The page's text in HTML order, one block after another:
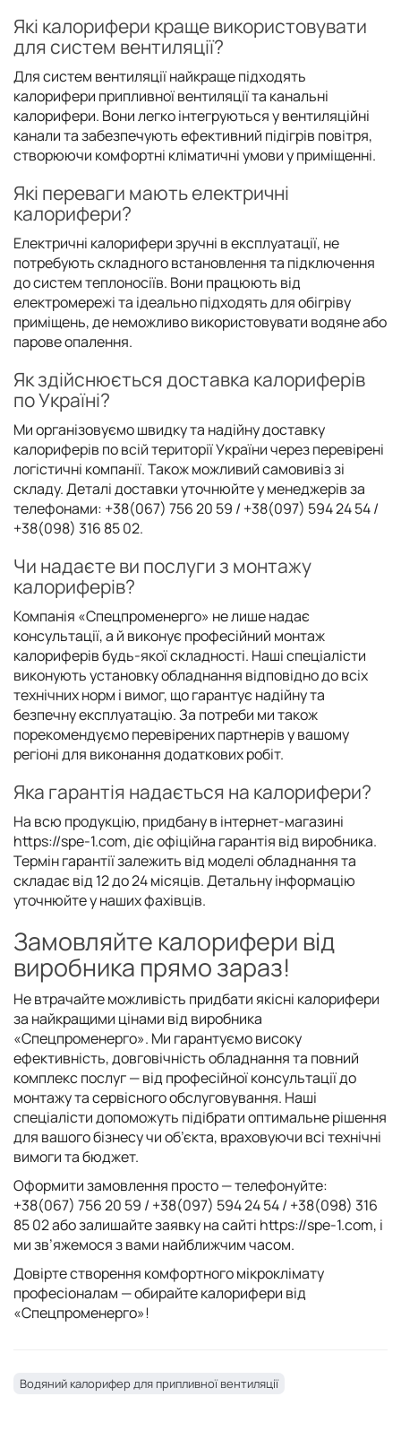
Які калорифери краще використовувати
для систем вентиляції?
Для систем вентиляції найкраще підходять
калорифери припливної вентиляції та канальні
калорифери. Вони легко інтегруються у вентиляційні
канали та забезпечують ефективний підігрів повітря,
створюючи комфортні кліматичні умови у приміщенні.
Які переваги мають електричні
калорифери?
Електричні калорифери зручні в експлуатації, не
потребують складного встановлення та підключення
до систем теплоносіїв. Вони працюють від
електромережі та ідеально підходять для обігріву
приміщень, де неможливо використовувати водяне або
парове опалення.
Як здійснюється доставка калориферів
по Україні?
Ми організовуємо швидку та надійну доставку
калориферів по всій території України через перевірені
логістичні компанії. Також можливий самовивіз зі
складу. Деталі доставки уточнюйте у менеджерів за
телефонами: +38(067) 756 20 59 / +38(097) 594 24 54 /
+38(098) 316 85 02.
Чи надаєте ви послуги з монтажу
калориферів?
Компанія «Спецпроменерго» не лише надає
консультації, а й виконує професійний монтаж
калориферів будь-якої складності. Наші спеціалісти
виконують установку обладнання відповідно до всіх
технічних норм і вимог, що гарантує надійну та
безпечну експлуатацію. За потреби ми також
порекомендуємо перевірених партнерів у вашому
регіоні для виконання додаткових робіт.
Яка гарантія надається на калорифери?
На всю продукцію, придбану в інтернет-магазині
https://spe-1.com, діє офіційна гарантія від виробника.
Термін гарантії залежить від моделі обладнання та
складає від 12 до 24 місяців. Детальну інформацію
уточнюйте у наших фахівців.
Замовляйте калорифери від
виробника прямо зараз!
Не втрачайте можливість придбати якісні калорифери
за найкращими цінами від виробника
«Спецпроменерго». Ми гарантуємо високу
ефективність, довговічність обладнання та повний
комплекс послуг — від професійної консультації до
монтажу та сервісного обслуговування. Наші
спеціалісти допоможуть підібрати оптимальне рішення
для вашого бізнесу чи об’єкта, враховуючи всі технічні
вимоги та бюджет.
Оформити замовлення просто — телефонуйте:
+38(067) 756 20 59 / +38(097) 594 24 54 / +38(098) 316
85 02 або залишайте заявку на сайті https://spe-1.com, і
ми зв’яжемося з вами найближчим часом.
Довірте створення комфортного мікроклімату
професіоналам — обирайте калорифери від
«Спецпроменерго»!
Водяний калорифер для припливної вентиляції